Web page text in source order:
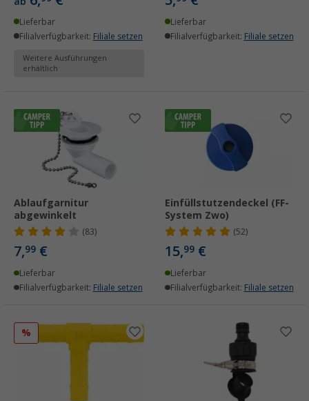
Lieferbar
Filialverfügbarkeit: Filiale setzen
Weitere Ausführungen
erhältlich
Lieferbar
Filialverfügbarkeit: Filiale setzen
Ablaufgarnitur
abgewinkelt
(83)
7,99 €
Lieferbar
Filialverfügbarkeit: Filiale setzen
Einfüllstutzendeckel (FF-
System Zwo)
(52)
15,99 €
Lieferbar
Filialverfügbarkeit: Filiale setzen
%